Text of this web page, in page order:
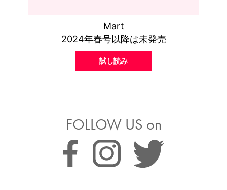
Mart
2024年春号以降は未発売
試し読み
FOLLOW US on